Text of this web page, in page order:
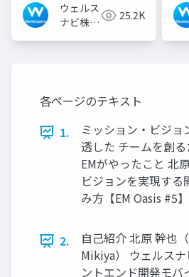
ウェルス
ナビ株式
25.2K
各ページのテキスト
1.
ミッション‧ビジョ
透した チームを創
EMがやったこと 北
ビジョンを実現する
み⽅【EM Oasis #5
2.
⾃⼰紹介 北原 幹也
Mikiya） ウェルス
ントエンド開発モバ